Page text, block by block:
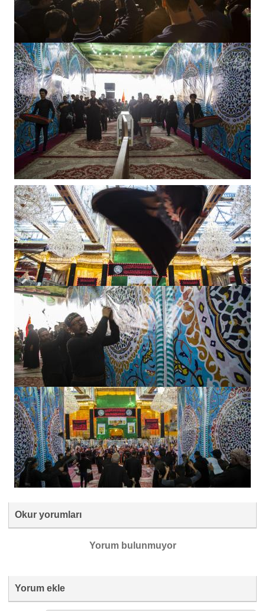
Okur yorumları
Yorum bulunmuyor
Yorum ekle